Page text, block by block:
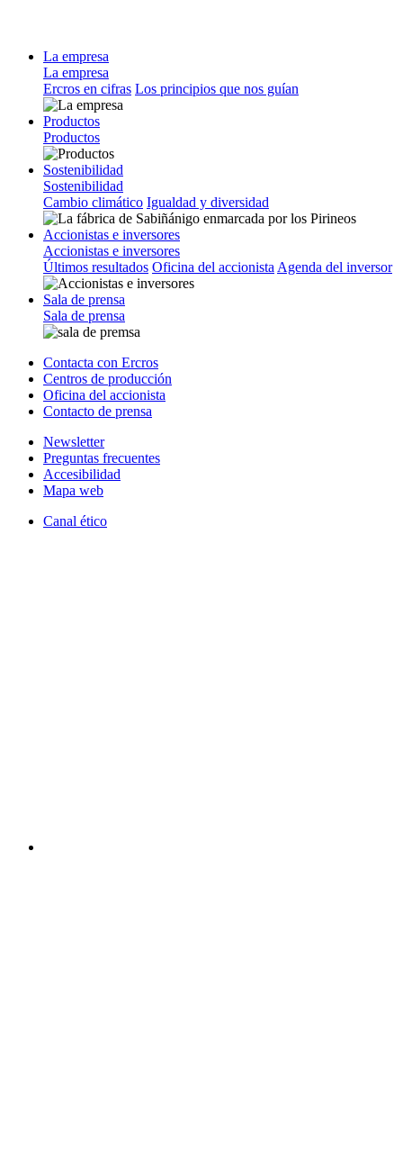
La empresa
La empresa
Ercros en cifras Los principios que nos guían
Productos
Productos
Sostenibilidad
Sostenibilidad
Cambio climático Igualdad y diversidad
Accionistas e inversores
Accionistas e inversores
Últimos resultados Oficina del accionista Agenda del inversor
Sala de prensa
Sala de prensa
Contacta con Ercros
Centros de producción
Oficina del accionista
Contacto de prensa
Newsletter
Preguntas frecuentes
Accesibilidad
Mapa web
Canal ético